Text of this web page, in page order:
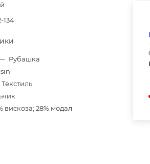
134
Рубашка
Текстиль
вискоза; 28% модал